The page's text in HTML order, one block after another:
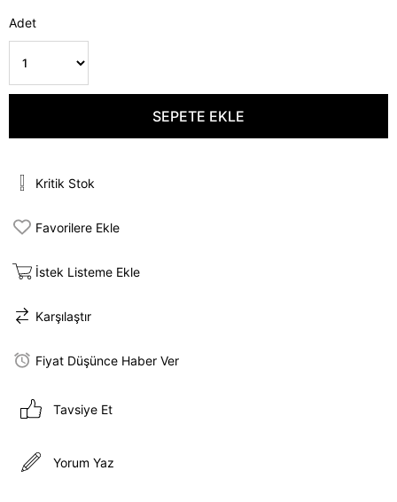
Adet
Kritik Stok
Favorilere Ekle
İstek Listeme Ekle
Karşılaştır
Fiyat Düşünce Haber Ver
Tavsiye Et
Yorum Yaz